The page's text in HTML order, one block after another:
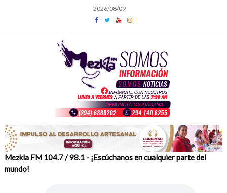
content
2026/08/09
Mezkla FM 104.7 / 98.1 - ¡Escúchanos en cualquier parte del
mundo!